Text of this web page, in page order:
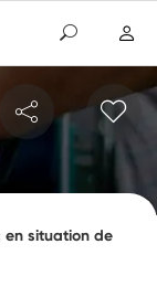
en situation de